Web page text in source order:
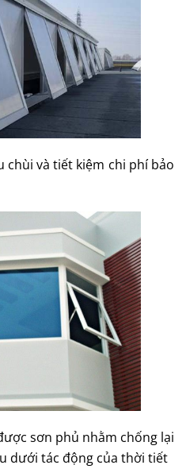
chùi và tiết kiệm chi phí bảo
sơn phủ nhằm chống lại
dưới tác động của thời tiết